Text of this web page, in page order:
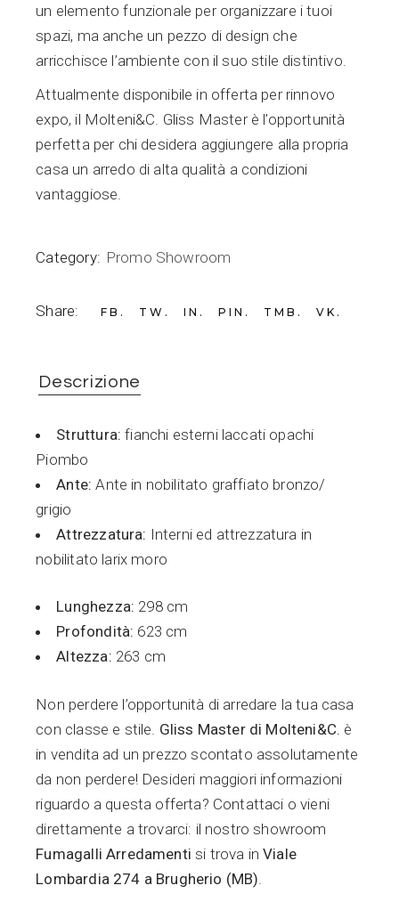
un elemento funzionale per organizzare i tuoi
spazi, ma anche un pezzo di design che
arricchisce l’ambiente con il suo stile distintivo.
Attualmente disponibile in offerta per rinnovo
expo, il Molteni&C. Gliss Master è l’opportunità
perfetta per chi desidera aggiungere alla propria
casa un arredo di alta qualità a condizioni
vantaggiose.
Category: Promo Showroom
Share: FB TW IN PIN TMB VK
Descrizione
Struttura: fianchi esterni laccati opachi
Piombo
Ante: Ante in nobilitato graffiato bronzo/
grigio
Attrezzatura: Interni ed attrezzatura in
nobilitato larix moro
Lunghezza: 298 cm
Profondità: 623 cm
Altezza: 263 cm
Non perdere l’opportunità di arredare la tua casa
con classe e stile. Gliss Master di Molteni&C. è
in vendita ad un prezzo scontato assolutamente
da non perdere! Desideri maggiori informazioni
riguardo a questa offerta? Contattaci o vieni
direttamente a trovarci: il nostro showroom
Fumagalli Arredamenti si trova inViale
Lombardia 274 a Brugherio (MB)